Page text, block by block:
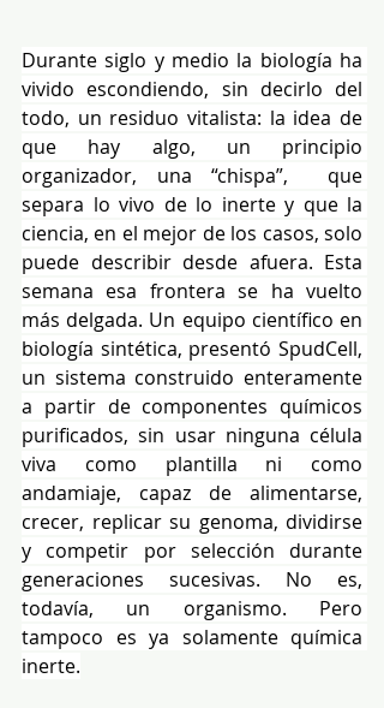
Durante siglo y medio la biología ha
vivido escondiendo, sin decirlo del
todo, un residuo vitalista: la idea de
que hay algo, un principio
organizador, una “chispa”,  que
separa lo vivo de lo inerte y que la
ciencia, en el mejor de los casos, solo
puede describir desde afuera. Esta
semana esa frontera se ha vuelto
más delgada. Un equipo científico en
biología sintética, presentó SpudCell,
un sistema construido enteramente
a partir de componentes químicos
purificados, sin usar ninguna célula
viva como plantilla ni como
andamiaje, capaz de alimentarse,
crecer, replicar su genoma, dividirse
y competir por selección durante
generaciones sucesivas. No es,
todavía, un organismo. Pero
tampoco es ya solamente química
inerte.